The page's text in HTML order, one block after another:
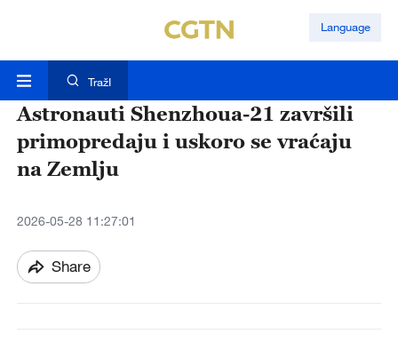
Language
TražI
Astronauti Shenzhoua-21 završili
primopredaju i uskoro se vraćaju
na Zemlju
2026-05-28 11:27:01
Share